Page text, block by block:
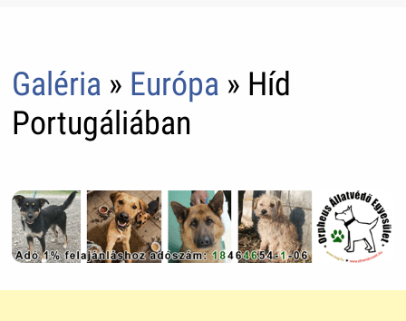
Galéria » Európa » Híd
Portugáliában